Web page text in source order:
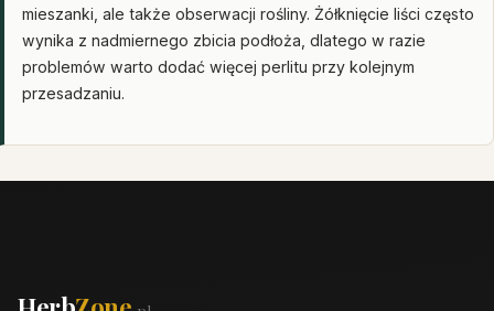
mieszanki, ale także obserwacji rośliny. Żółknięcie liści często
wynika z nadmiernego zbicia podłoża, dlatego w razie
problemów warto dodać więcej perlitu przy kolejnym
przesadzaniu.